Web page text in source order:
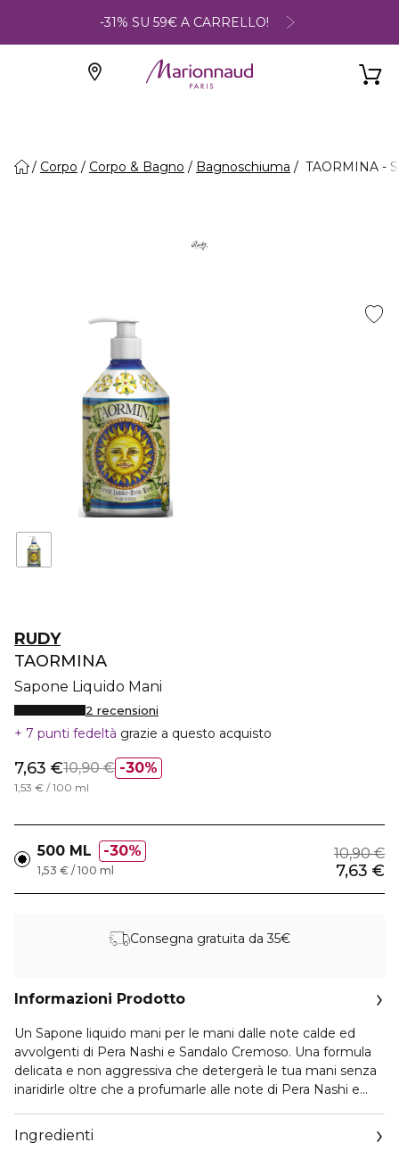
-31% SU 59€ A CARRELLO!
Corpo Corpo & Bagno Bagnoschiuma TAORMINA -
RUDY
TAORMINA
Sapone Liquido Mani
2 recensioni
7 punti fedeltà grazie a questo acquisto
30%
7,63 €10,90 €
1,53 € / 100 ml
500 ML 30% 10,90 €
7,63 €
1,53 € / 100 ml
Consegna gratuita da 35€
Informazioni Prodotto
Un Sapone liquido mani per le mani dalle note calde ed
avvolgenti di Pera Nashi e Sandalo Cremoso. Una formula
delicata e non aggressiva che detergerà le tua mani senza
inaridirle oltre che a profumarle alle note di Pera Nashi e
che decorerà la tua casa. Ideale per l'uso quotidiano e per
tutta la famiglia.
Ingredienti